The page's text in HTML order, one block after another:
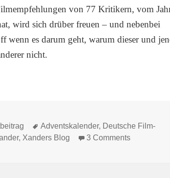
von 77 Kritikern, vom
wird sich drüber freuen – und nebenbei
wenn es darum geht, warum dieser und
nicht.
Tags
Adventskalender, Deutsche Film-
, Xanders Blog 3 Commentson Film